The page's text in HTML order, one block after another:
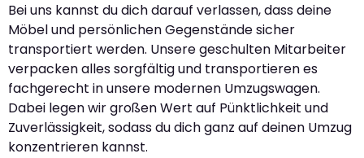
Bei uns kannst du dich darauf verlassen, dass deine
Möbel und persönlichen Gegenstände sicher
transportiert werden. Unsere geschulten Mitarbeiter
verpacken alles sorgfältig und transportieren es
fachgerecht in unsere modernen Umzugswagen.
Dabei legen wir großen Wert auf Pünktlichkeit und
Zuverlässigkeit, sodass du dich ganz auf deinen Umzug
konzentrieren kannst.